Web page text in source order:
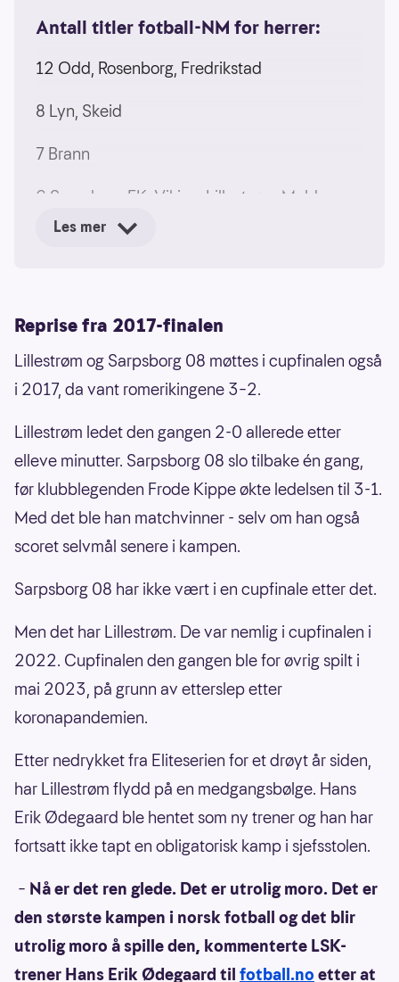
Antall titler fotball-NM for herrer:
12 Odd, Rosenborg, Fredrikstad
8 Lyn, Skeid
7 Brann
6 Sarpsborg FK, Viking, Lillestrøm, Molde
5 Strømsgodset
3 Frigg, Mjøndalen
2 Mercantile, Bodø/Glimt, Tromsø, Aalesund
Gjøvik/Lyn, Moss, Bryne, Stabæk, Hødd
(Kronologisk rekkefølge)
Les mer
Reprise fra 2017-finalen
Lillestrøm og Sarpsborg 08 møttes i cupfinalen også
i 2017, da vant romerikingene 3–2.
Lillestrøm ledet den gangen 2-0 allerede etter
elleve minutter. Sarpsborg 08 slo tilbake én gang,
før klubblegenden Frode Kippe økte ledelsen til 3-1.
Med det ble han matchvinner - selv om han også
scoret selvmål senere i kampen.
Sarpsborg 08 har ikke vært i en cupfinale etter det.
Men det har Lillestrøm. De var nemlig i cupfinalen i
2022. Cupfinalen den gangen ble for øvrig spilt i
mai 2023, på grunn av etterslep etter
koronapandemien.
Etter nedrykket fra Eliteserien for et drøyt år siden,
har Lillestrøm flydd på en medgangsbølge. Hans
Erik Ødegaard ble hentet som ny trener og han har
fortsatt ikke tapt en obligatorisk kamp i sjefsstolen.
– Nå er det ren glede. Det er utrolig moro. Det er
den største kampen i norsk fotball og det blir
utrolig moro å spille den, kommenterte LSK-
trener Hans Erik Ødegaard til fotball.no etter at